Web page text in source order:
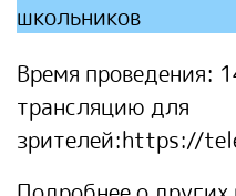
школьников
Время проведения:
трансляцию для
зрителей:https://